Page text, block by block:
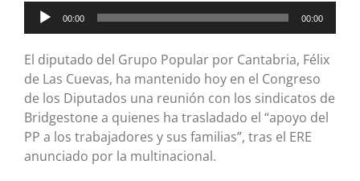
Reproductor
de
00:00 00:00
El diputado del Grupo Popular por Cantabria, Félix
de Las Cuevas, ha mantenido hoy en el Congreso
de los Diputados una reunión con los sindicatos de
Bridgestone a quienes ha trasladado el “apoyo del
PP a los trabajadores y sus familias”, tras el ERE
anunciado por la multinacional.